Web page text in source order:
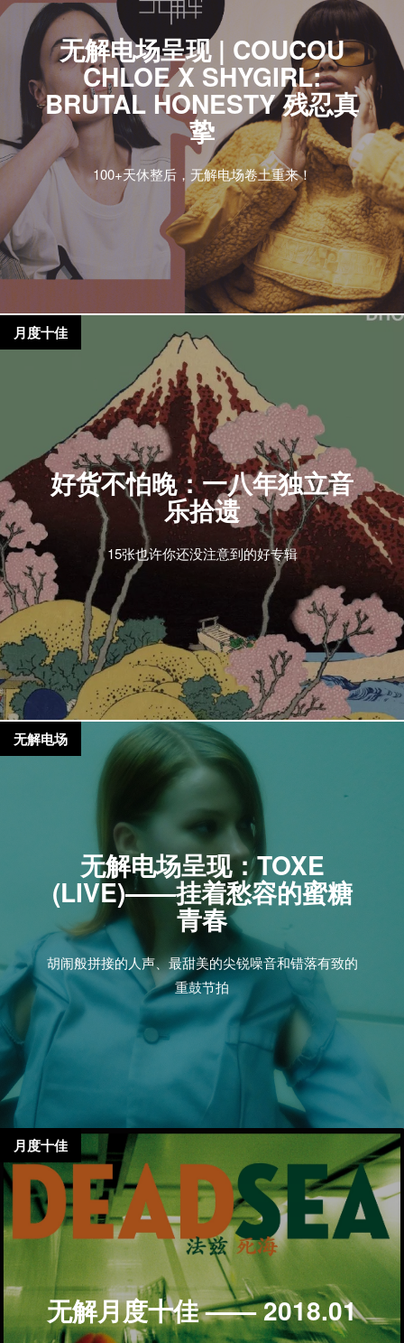
无解电场呈现 | COUCOU
CHLOE X SHYGIRL:
BRUTAL HONESTY 残忍真
挚
100+天休整后，无解电场卷土重来！
好货不怕晚：一八年独立音
乐拾遗
15张也许你还没注意到的好专辑
月度十佳
无解电场呈现：TOXE
(LIVE)——挂着愁容的蜜糖
青春
胡闹般拼接的人声、最甜美的尖锐噪音和错落有致的
重鼓节拍
无解电场
无解月度十佳 —— 2018.01
月度十佳